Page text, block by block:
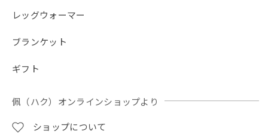
レッグウォーマー
ブランケット
ギフト
佩（ハク）オンラインショップより
ショップについて
アッシュ（杢グレー）
刺繍があまりにも美し過ぎて使うのが勿体無い😣❗️付属の葉
頂きます。酷暑なのでスタッフの皆様ご自愛ください。
ご評価と大変あたたかいお気遣いのお言葉をい
上がりや、付属の葉っぱのチャーム（ブランド